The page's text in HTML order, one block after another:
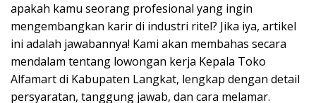
apakah kamu seorang profesional yang ingin
mengembangkan karir di industri ritel? Jika iya, artikel
ini adalah jawabannya! Kami akan membahas secara
mendalam tentang lowongan kerja Kepala Toko
Alfamart di Kabupaten Langkat, lengkap dengan detail
persyaratan, tanggung jawab, dan cara melamar.